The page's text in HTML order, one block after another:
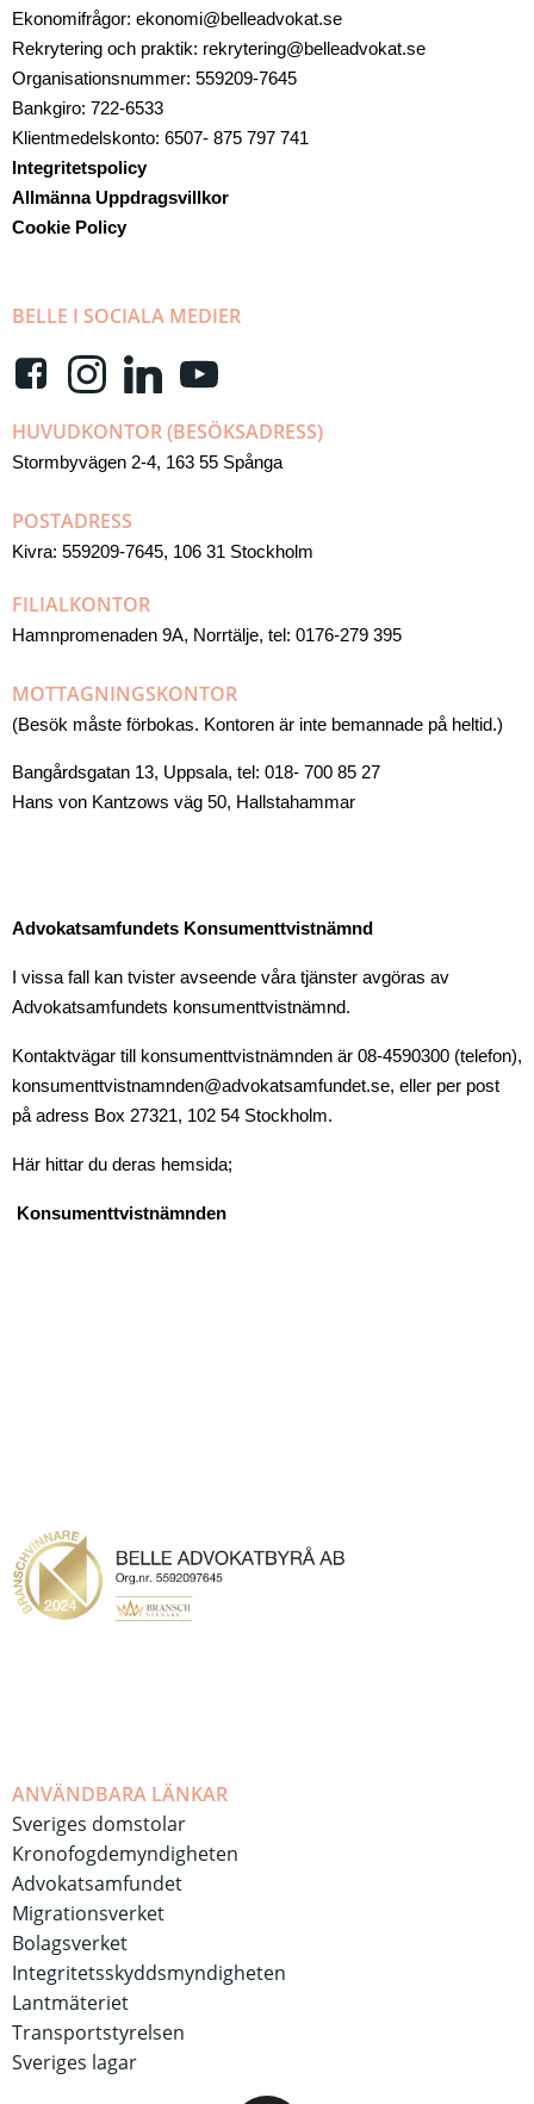
Ekonomifrågor: ekonomi@belleadvokat.se
Rekrytering och praktik: rekrytering@belleadvokat.se
Organisationsnummer: 559209-7645
Bankgiro: 722-6533
Klientmedelskonto: 6507- 875 797 741
Integritetspolicy
Allmänna Uppdragsvillkor
Cookie Policy
BELLE I SOCIALA MEDIER
HUVUDKONTOR (BESÖKSADRESS)
Stormbyvägen 2-4, 163 55 Spånga
POSTADRESS
Kivra: 559209-7645, 106 31 Stockholm
FILIALKONTOR
Hamnpromenaden 9A, Norrtälje, tel: 0176-279 395
MOTTAGNINGSKONTOR
(Besök måste förbokas. Kontoren är inte bemannade på heltid.)
Bangårdsgatan 13, Uppsala, tel: 018- 700 85 27
Hans von Kantzows väg 50, Hallstahammar
Advokatsamfundets Konsumenttvistnämnd
I vissa fall kan tvister avseende våra tjänster avgöras av
Advokatsamfundets konsumenttvistnämnd.
Kontaktvägar till konsumenttvistnämnden är 08-4590300 (telefon),
konsumenttvistnamnden@advokatsamfundet.se, eller per post
på adress Box 27321, 102 54 Stockholm.
Här hittar du deras hemsida;
Konsumenttvistnämnden
ANVÄNDBARA LÄNKAR
Sveriges domstolar
Kronofogdemyndigheten
Advokatsamfundet
Migrationsverket
Bolagsverket
Integritetsskyddsmyndigheten
Lantmäteriet
Transportstyrelsen
Sveriges lagar